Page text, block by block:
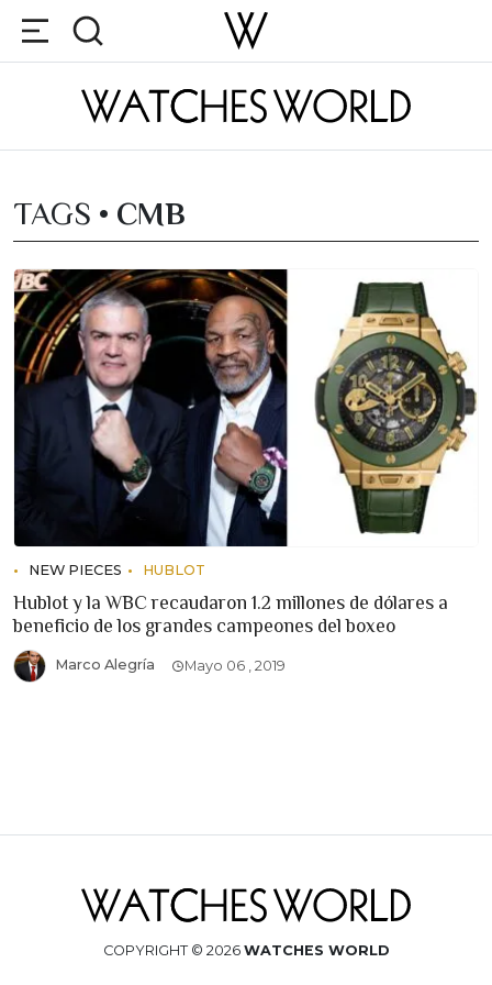
TAGS • CMB
NEW PIECES HUBLOT
Hublot y la WBC recaudaron 1.2 millones de dólares a
beneficio de los grandes campeones del boxeo
Marco Alegría Mayo 06 , 2019
COPYRIGHT © 2026 WATCHES WORLD